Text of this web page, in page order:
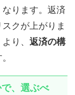
ります。返済
クが上がりま
り、 返済の構
、選ぶべ